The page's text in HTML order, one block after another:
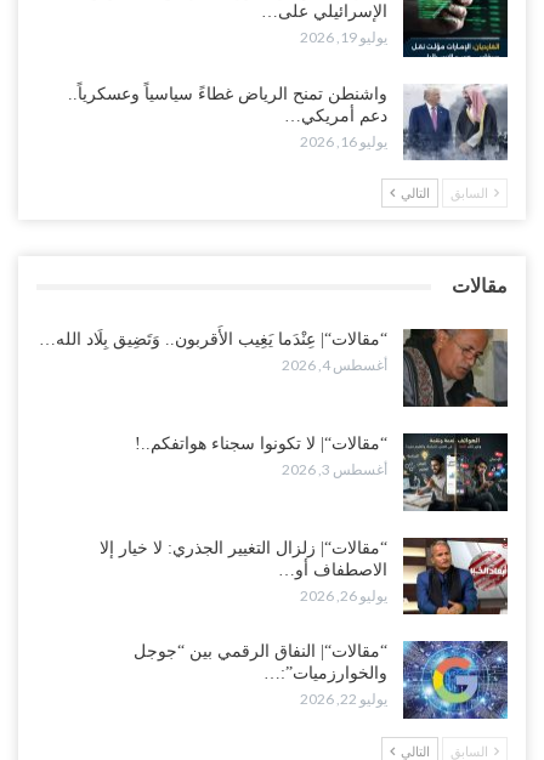
مع تصاعد الخلافات داخل “الرئاسي”.. أعضاء المجلس ينقلبون على
أغسطس 3, 2026
العطش وغياب الغاز يفاقمان مأساة الأهالي بعدن.. مدينة تغرق في دوامة
الانهيار الخدمي..!
أغسطس 3, 2026
الإسرائيلي على…
يوليو 19, 2026
واشنطن تمنح الرياض غطاءً سياسياً وعسكرياً..
دعم أمريكي…
يوليو 16, 2026
السابق التالي
مقالات
“مقالات“| عِنْدَما يَغِيب الأَقربون.. وَتَضِيق بِلَاد الله…
أغسطس 4, 2026
“مقالات“| لا تكونوا سجناء هواتفكم..!
أغسطس 3, 2026
“مقالات“| زلزال التغيير الجذري: لا خيار إلا
الاصطفاف أو…
يوليو 26, 2026
“مقالات“| النفاق الرقمي بين “جوجل
والخوارزميات”:…
يوليو 22, 2026
السابق التالي